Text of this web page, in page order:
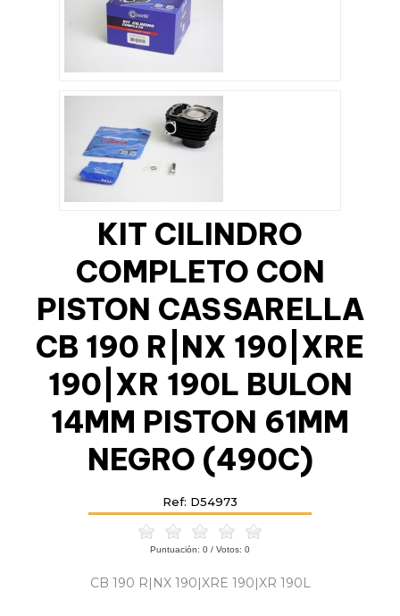
KIT CILINDRO
COMPLETO CON
PISTON CASSARELLA
CB 190 R|NX 190|XRE
190|XR 190L BULON
14MM PISTON 61MM
NEGRO (490C)
Ref: D54973
Puntuación: 0 / Votos: 0
CB 190 R|NX 190|XRE 190|XR 190L